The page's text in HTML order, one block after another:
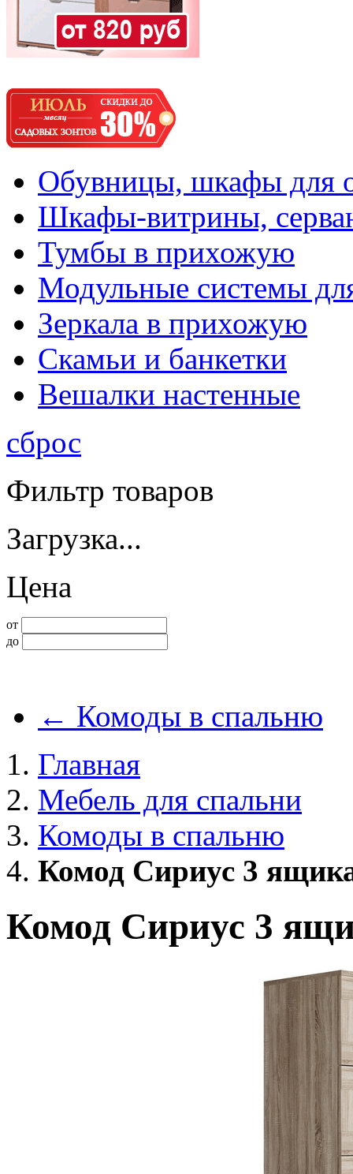
Обувницы, шкафы для
Шкафы-витрины,
Тумбы в прихожую
Модульные системы
Зеркала в прихожую
Скамьи и банкетки
Вешалки настенные
сброс
Фильтр товаров
Загрузка...
Цена
от
до
← Комоды в спальню
Главная
Мебель для спальни
Комоды в спальню
Комод Сириус 3
Комод Сириус 3